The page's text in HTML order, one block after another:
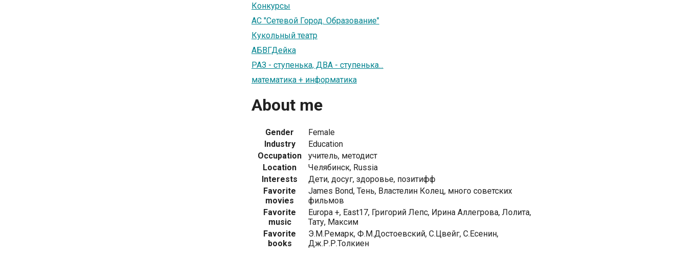
Конкурсы
АС "Сетевой Город. Образование"
Кукольный театр
АБВГДейка
РАЗ - ступенька, ДВА - ступенька...
математика + информатика
About me
Gender
Female
Industry
Education
Occupation
учитель, методист
Location
Челябинск, Russia
Interests
Дети, досуг, здоровье, позитифф
Favorite
movies
James Bond, Тень, Властелин Колец, много советских
фильмов
Favorite
music
Europa +, East17, Григорий Лепс, Ирина Аллегрова, Лолита,
Тату, Максим
Favorite
books
Э.М.Ремарк, Ф.М.Достоевский, С.Цвейг, С.Есенин,
Дж.Р.Р.Толкиен